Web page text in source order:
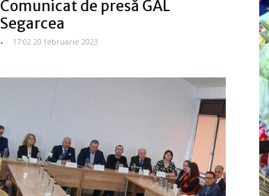
Comunicat de presă GAL
Segarcea
- - 17:02 20 februarie 2023